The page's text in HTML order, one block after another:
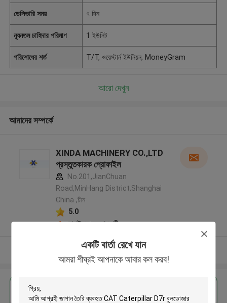
একটি বার্তা রেখে যান
আমরা শীঘ্রই আপনাকে আবার কল করব!
ডেলিভারি সময় ৭ দিন
ন্যূনতম চাহিদার পরিমাণ 1 ইউনিট
পরিশোধের শর্ত T/T, ওয়েস্টার্ন ইউনিয়ন, MoneyGram
আরো দেখুন
আমাদের সম্পর্কে
XINDA MACHINERY CO.,LTD
প্রস্তুতকারক প্রোফাইল
No.201,JianChuan
Road,MinHang District,Shanghai
China ,চীন
5.0
যাচাইকৃত সরবরাহকারী
আরো দেখুন